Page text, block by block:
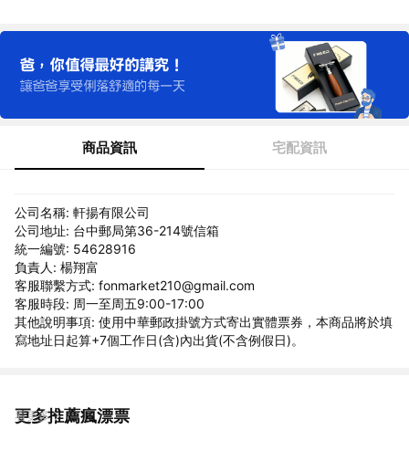
商品資訊 宅配資訊
公司名稱: 軒揚有限公司
公司地址: 台中郵局第36-214號信箱
統一編號: 54628916
負責人: 楊翔富
客服聯繫方式: fonmarket210@gmail.com
客服時段: 周一至周五9:00-17:00
其他說明事項: 使用中華郵政掛號方式寄出實體票券，本商品將於填
寫地址⽇起算+7個⼯作⽇(含)內出貨(不含例假日)。
更多推薦瘋漂票
看更多